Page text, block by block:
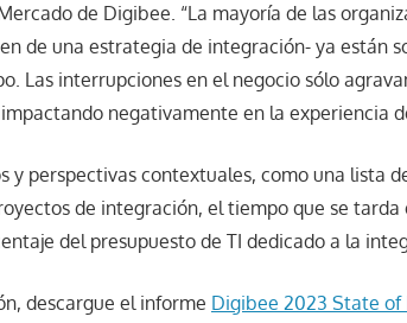
de Digibee. “La mayoría de las
de una estrategia de integración- ya están
Las interrupciones en el negocio sólo
negativamente en la experiencia
y perspectivas contextuales, como una lista
de integración, el tiempo que se
del presupuesto de TI dedicado a la
descargue el informe Digibee 2023 State